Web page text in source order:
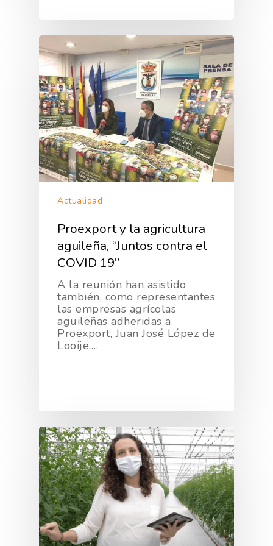
Actualidad
Proexport y la agricultura
aguileña, “Juntos contra el
COVID 19”
A la reunión han asistido
también, como representantes
las empresas agrícolas
aguileñas adheridas a
Proexport, Juan José López de
Looije,…